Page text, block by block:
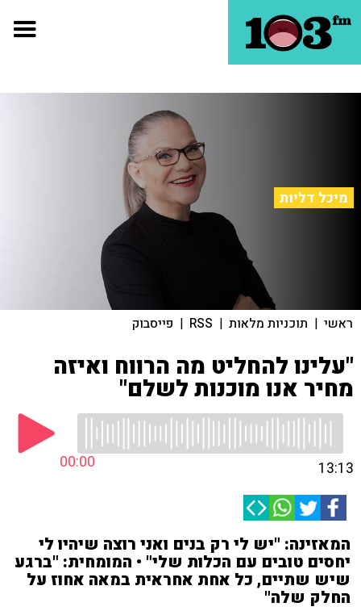
מיכל דליות
ראשי | תוכניות מלאות |
RSS
| פייסבוק
"עלינו להחליט מה הרווח ואיזה
מחיר אנו מוכנות לשלם"
00:00 13:13
המאזינה: "יש לי רק בנים ואני רוצה שיהיו לי
יחסים טובים עם הכלות שלי" • המומחית: "ברגע
שיש שתיים, כל אחת אחראית במאה אחוז על
החלק שלה"